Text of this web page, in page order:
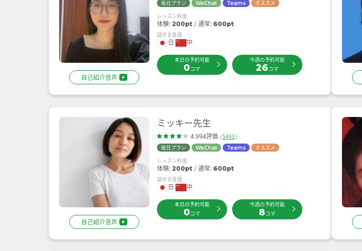
自己紹介音声
毎日プラン
WeChat Teams
オススメ
レッスン料金
体験: 200pt 通常: 600pt
話せる言語
日 中
本日の予約可能
0コマ
今週の予約可能
26コマ
自己紹介音声
ミッキー先生
4.994評価 (5493 )
毎日プラン
WeChat Teams
オススメ
レッスン料金
体験: 200pt 通常: 600pt
話せる言語
日 中
本日の予約可能
0コマ
今週の予約可能
8コマ